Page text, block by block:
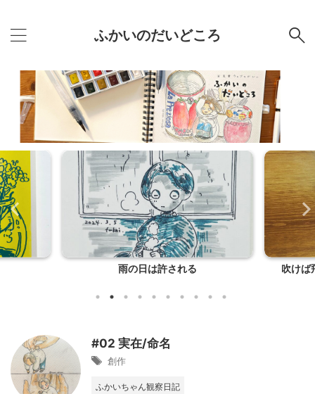
ふかいのだいどころ
雨の日は許される 吹けば
#02 実在/命名
創作
ふかいちゃん観察日記